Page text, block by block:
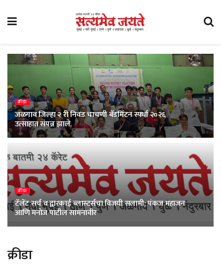
क्रीडा
जळगाव जिल्हा २ री निवड चाचणी बॅडमिंटन स्पर्धा २०२६
उत्साहात संपन्न झाले.
क्रीडा
टॅलेंट सर्च व द्वारकाई ब्लास्टर्सचा विजयी सलामी; पंकज महाजन
आणि मनोज पाटील सामनावीर
क्रीडा